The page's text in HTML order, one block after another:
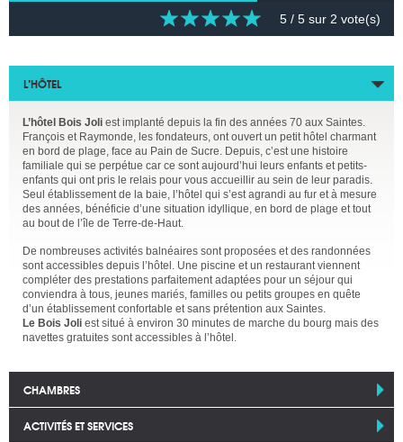
5 / 5 sur 2 vote(s)
L’HÔTEL
L’hôtel Bois Joli est implanté depuis la fin des années 70 aux Saintes.
François et Raymonde, les fondateurs, ont ouvert un petit hôtel charmant
en bord de plage, face au Pain de Sucre. Depuis, c’est une histoire
familiale qui se perpétue car ce sont aujourd’hui leurs enfants et petits-
enfants qui ont pris le relais pour vous accueillir au sein de leur paradis.
Seul établissement de la baie, l’hôtel qui s’est agrandi au fur et à mesure
des années, bénéficie d’une situation idyllique, en bord de plage et tout
au bout de l’île de Terre-de-Haut.
De nombreuses activités balnéaires sont proposées et des randonnées
sont accessibles depuis l’hôtel. Une piscine et un restaurant viennent
compléter des prestations parfaitement adaptées pour un séjour qui
conviendra à tous, jeunes mariés, familles ou petits groupes en quête
d’un établissement confortable et sans prétention aux Saintes.
Le Bois Joli est situé à environ 30 minutes de marche du bourg mais des
navettes gratuites sont accessibles à l’hôtel.
CHAMBRES
ACTIVITÉS ET SERVICES